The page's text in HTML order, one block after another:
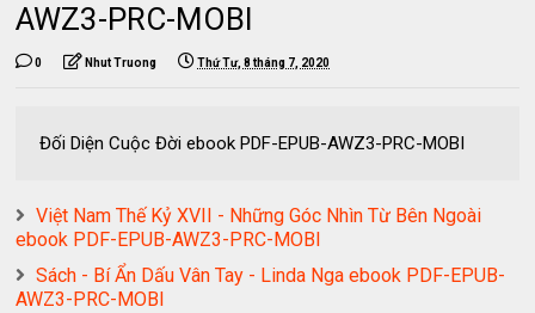
AWZ3-PRC-MOBI
0 Nhut Truong Thứ Tư, 8 tháng 7, 2020
Đối Diện Cuộc Đời ebook PDF-EPUB-AWZ3-PRC-MOBI
Việt Nam Thế Kỷ XVII - Những Góc Nhìn Từ Bên Ngoài
ebook PDF-EPUB-AWZ3-PRC-MOBI
Sách - Bí Ẩn Dấu Vân Tay - Linda Nga ebook PDF-EPUB-
AWZ3-PRC-MOBI